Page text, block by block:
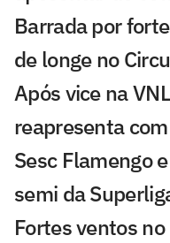
Barrada por
de longe no
Após vice na
reapresenta
Sesc Flamengo
semi da
Fortes ventos